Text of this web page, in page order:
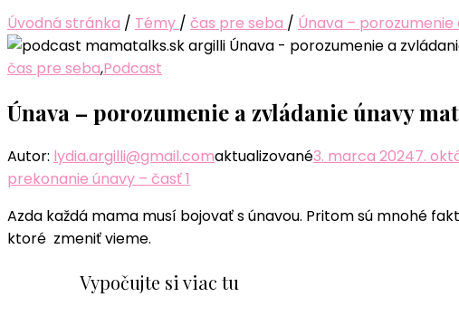
Úvodná stránka / Témy / čas pre seba / Únava –
čas pre seba,Podcast
Únava – porozumenie a zvládanie únavy
Autor: lydia.argilli@gmail.comaktualizované3. marca 20247.
prekonanie únavy – časť 1
Azda každá mama musí bojovať s únavou. Pritom sú mnohé
ktoré zmeniť vieme.
Vypočujte si viac tu